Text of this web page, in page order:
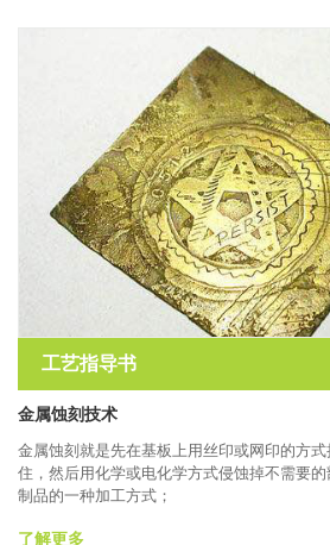
工艺指导书
金属蚀刻技术
金属蚀刻就是先在基板上用丝印或网印的方
住，然后用化学或电化学方式侵蚀掉不需要
制品的一种加工方式；
了解更多